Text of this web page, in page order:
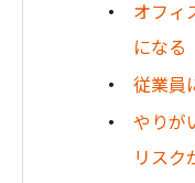
オフィ
になる
従業員
やりが
リスク